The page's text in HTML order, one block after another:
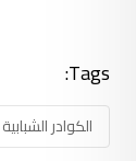
Tags:
الكوادر الشبابية